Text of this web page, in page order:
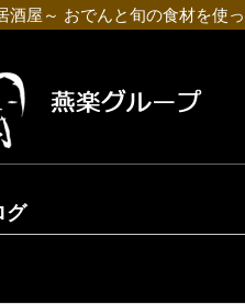
酒屋～ おでんと旬の食材を使
グ